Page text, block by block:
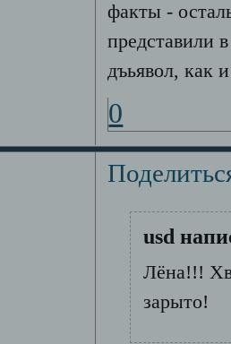
факты -
представили
дъьявол, как
0
usd
Лёна!!!
зарыто!